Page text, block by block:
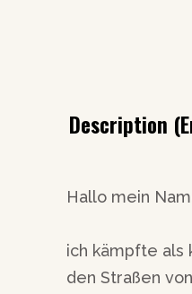
Description
Hallo mein
ich kämpfte als
den Straßen